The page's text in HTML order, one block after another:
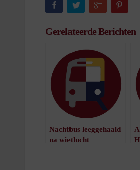
Gerelateerde Berichten
Nachtbus leeggehaald
na wietlucht